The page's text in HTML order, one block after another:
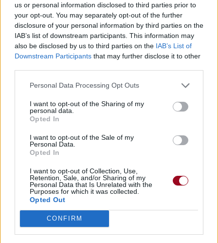
us or personal information disclosed to third parties prior to
your opt-out. You may separately opt-out of the further
disclosure of your personal information by third parties on the
IAB’s list of downstream participants. This information may
also be disclosed by us to third parties on the IAB’s List of
Downstream Participants that may further disclose it to other
Personal Data Processing Opt Outs
I want to opt-out of the Sharing of my
personal data.
Opted In
I want to opt-out of the Sale of my
Personal Data.
Opted In
I want to opt-out of Collection, Use,
Retention, Sale, and/or Sharing of my
Personal Data that Is Unrelated with the
Purposes for which it was collected.
Opted Out
CONFIRM
Liramuza 3 4
HORROR
Paroles + Traduction Téléchargement
Vidéos
Commentaires
Pour prolonger le plaisir musical :
Vous aimez chanter, apprenez la guitare chez
Télécharger légalement les MP3 sur